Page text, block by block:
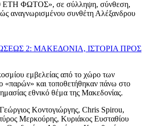
ΦΩΤΟΣ», σε σύλληψη, σύνθεση,
αναγνωρισμένου συνθέτη Αλέξανδρου
2: ΜΑΚΕΔΟΝΙΑ, ΙΣΤΟΡΙΑ ΠΡΟΣ
εμβελείας από το χώρο των
«παρών» και τοποθετήθηκαν πάνω στο
εθνικό θέμα της Μακεδονίας.
Κοντογιώργης, Chris Spirou,
Μερκούρης, Κυριάκος Ευσταθίου